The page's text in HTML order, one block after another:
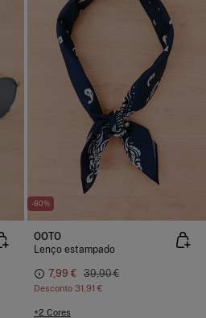
-80%
OOTO
Lenço estampado
7,99 € 39,90 €
Desconto 31,91 €
+2 Cores